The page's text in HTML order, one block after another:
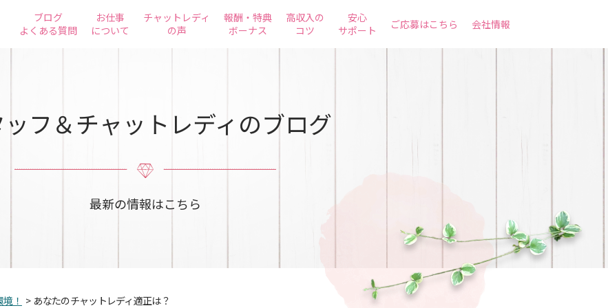
ブログ
よくある質問
お仕事
について
チャットレディ
の声
報酬・特典
ボーナス
高収入の
コツ
安心
サポート
ご応募はこちら 会社情報
フ＆チャットレディのブログ
最新の情報はこちら
！ > あなたのチャットレディ適正は？